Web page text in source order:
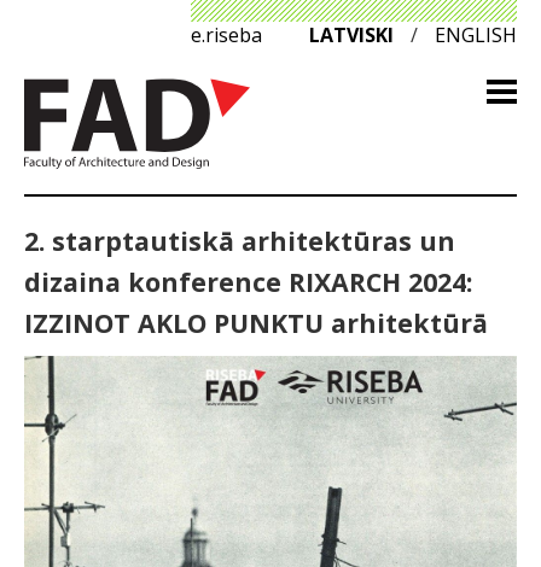
e.riseba LATVISKI / ENGLISH
2. starptautiskā arhitektūras un
dizaina konference RIXARCH 2024:
IZZINOT AKLO PUNKTU arhitektūrā